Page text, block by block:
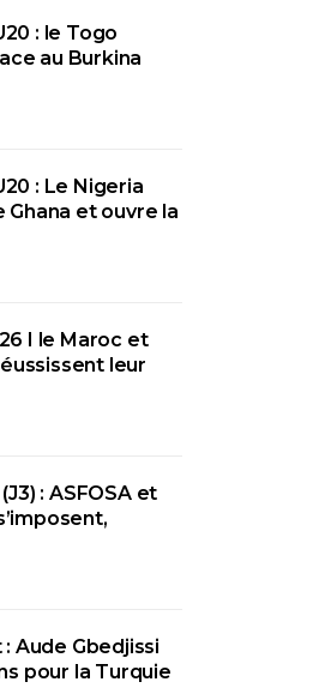
: le Togo
au Burkina
: Le Nigeria
Ghana et ouvre la
I le Maroc et
leur
: ASFOSA et
Aude Gbedjissi
pour la Turquie